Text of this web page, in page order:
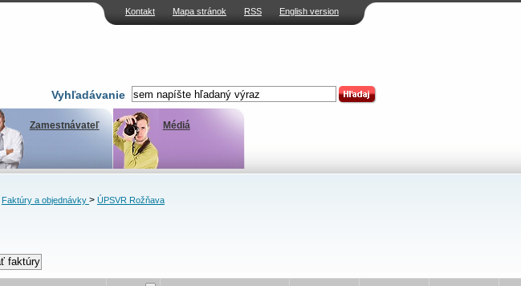
Kontakt Mapa stránok RSS English version
Vyhľadávanie
Zamestnávateľ Médiá
Faktúry a objednávky > ÚPSVR Rožňava